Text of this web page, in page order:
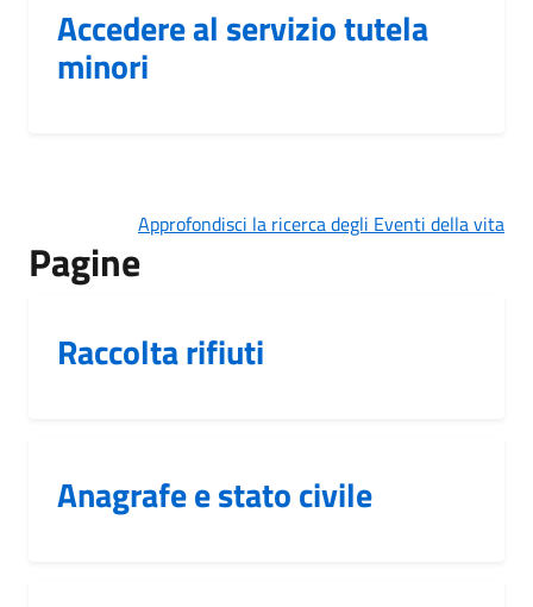
Accedere al servizio tutela
minori
Approfondisci la ricerca degli Eventi della vita
Pagine
Raccolta rifiuti
Anagrafe e stato civile